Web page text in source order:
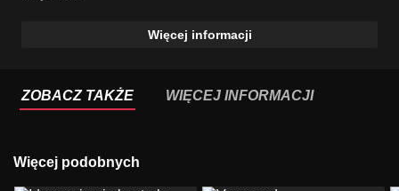
wspierać Hunter. Komentarz: Tomasz Smokowski/Maciej
Więcej informacji
ZOBACZ TAKŻE WIĘCEJ INFORMACJI
Więcej podobnych